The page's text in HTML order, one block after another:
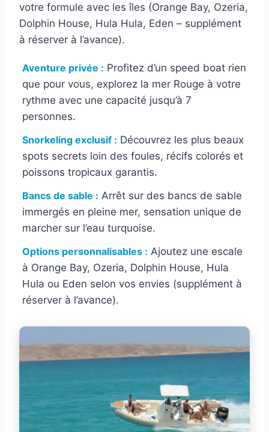
votre formule avec les îles (Orange Bay, Ozeria,
Dolphin House, Hula Hula, Eden – supplément
à réserver à l’avance).
Aventure privée : Profitez d’un speed boat rien
que pour vous, explorez la mer Rouge à votre
rythme avec une capacité jusqu’à 7
personnes.
Snorkeling exclusif : Découvrez les plus beaux
spots secrets loin des foules, récifs colorés et
poissons tropicaux garantis.
Bancs de sable : Arrêt sur des bancs de sable
immergés en pleine mer, sensation unique de
marcher sur l’eau turquoise.
Options personnalisables : Ajoutez une escale
à Orange Bay, Ozeria, Dolphin House, Hula
Hula ou Eden selon vos envies (supplément à
réserver à l’avance).